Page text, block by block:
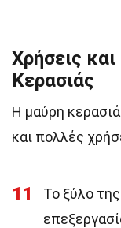
Χρήσεις
Κερασιάς
Η μαύρη
και πολλές
11 Το ξύλο της